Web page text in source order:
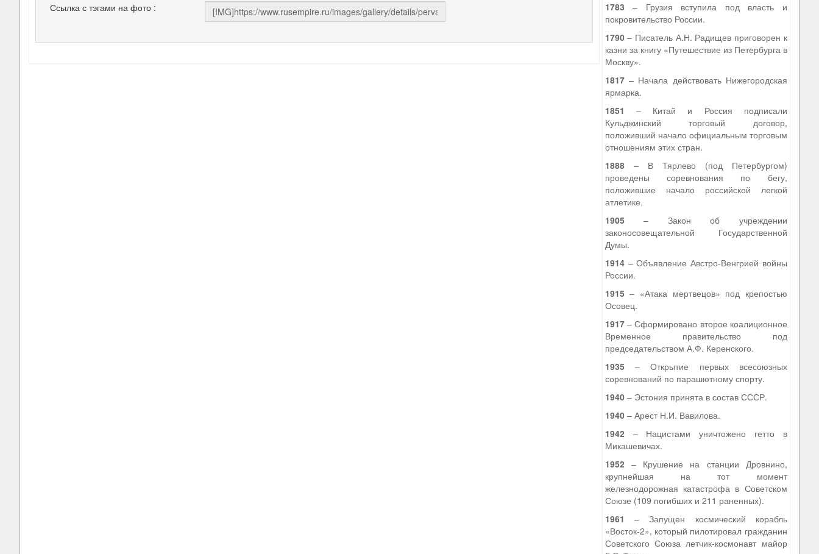
Ссылка с тэгами на фото :
1783 – Грузия вступила под власть и
покровительство России.
1790– Писатель А.Н. Радищев приговорен к
казни за книгу «Путешествие из Петербурга в
Москву».
1817– Начала действовать Нижегородская
ярмарка.
1851 – Китай и Россия подписали
Кульджинский торговый договор,
положивший начало официальным торговым
отношениям этих стран.
1888– В Тярлево (под Петербургом)
проведены соревнования по бегу,
положившие начало российской легкой
атлетике.
1905– Закон об учреждении
законосовещательной Государственной
Думы.
1914– Объявление Австро-Венгрией войны
России.
1915– «Атака мертвецов» под крепостью
Осовец.
1917– Сформировано второе коалиционное
Временное правительство под
председательством А.Ф. Керенского.
1935– Открытие первых всесоюзных
соревнований по парашютному спорту.
1940– Эстония принята в состав СССР.
1940– Арест Н.И. Вавилова.
1942– Нацистами уничтожено гетто в
Микашевичах.
1952– Крушение на станции Дровнино,
крупнейшая на тот момент
железнодорожная катастрофа в Советском
Союзе (109 погибших и 211 раненных).
1961 – Запущен космический корабль
«Восток-2», который пилотировал гражданин
Советского Союза летчик-космонавт майор